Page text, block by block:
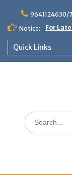
content
9641124630/
Notice:
For
Quick Links
Search
for: